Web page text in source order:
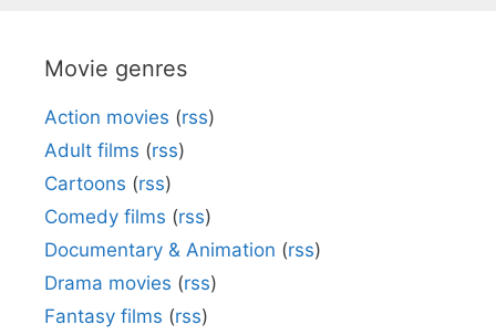
Movie genres
Action movies (rss)
Adult films (rss)
Cartoons (rss)
Comedy films (rss)
Documentary & Animation (rss)
Drama movies (rss)
Fantasy films (rss)